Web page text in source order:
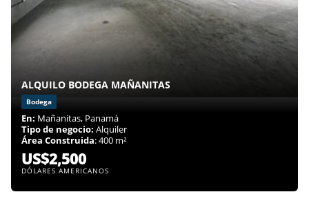
ALQUILO BODEGA MAÑANITAS
Bodega
En: Mañanitas, Panamá
Tipo de negocio: Alquiler
Área Construida: 400 m²
US$2,500
DÓLARES AMERICANOS